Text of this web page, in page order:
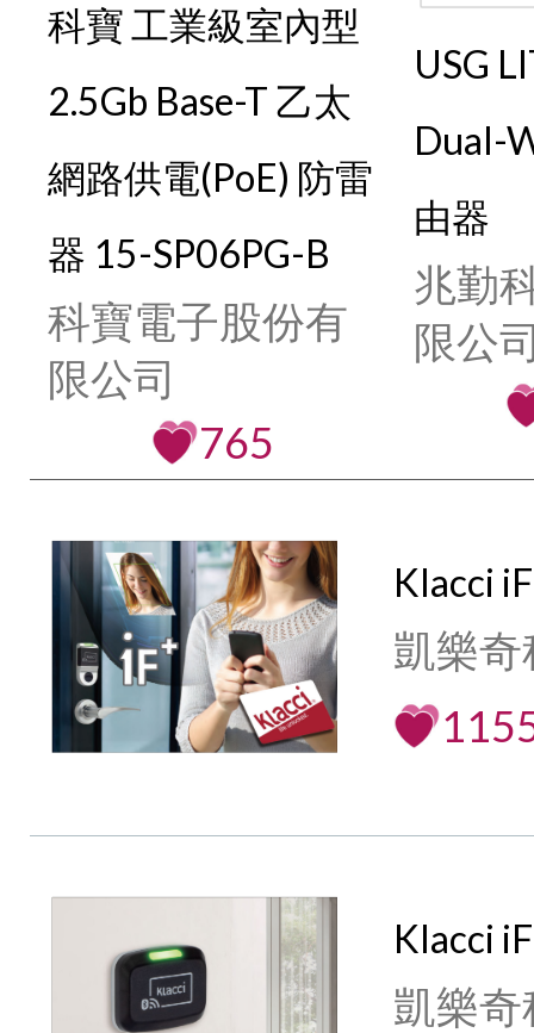
科寶 工業級室內型
2.5Gb Base-T 乙太
網路供電(PoE) 防雷
器 15-SP06PG-B
科寶電子股份有
限公司
765
USG
Dual-
由器
兆勤
限公
Klacci
凱樂
Klacci
凱樂